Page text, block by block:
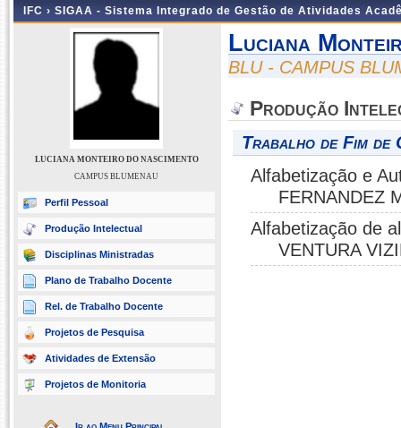
IFC › SIGAA - Sistema Integrado de Gestão de Atividades
LUCIANA MONTEIRO DO NASCIMENTO
CAMPUS BLUMENAU
Perfil Pessoal
Produção Intelectual
Disciplinas Ministradas
Plano de Trabalho Docente
Rel. de Trabalho Docente
Projetos de Pesquisa
Atividades de Extensão
Projetos de Monitoria
Luciana
BLU - CAMPUS
Produção
Trabalho de Fim de
Alfabetização e
FERNANDEZ
Alfabetização de
VENTURA